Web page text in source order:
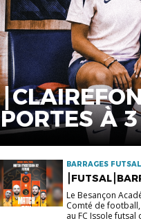
PORTES À
DE NOTRE
BARRAGES FUTSAL
Le Besançon
Comté de
au FC Issole